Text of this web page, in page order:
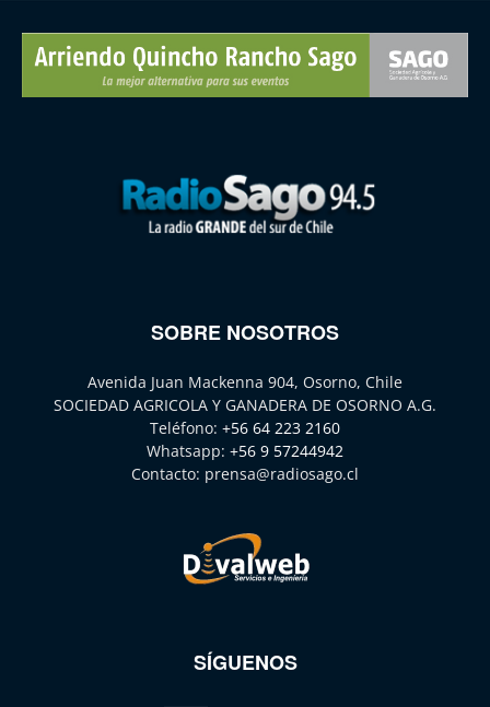
SOBRE NOSOTROS
Avenida Juan Mackenna 904, Osorno, Chile
SOCIEDAD AGRICOLA Y GANADERA DE OSORNO A.G.
Teléfono: +56 64 223 2160
Whatsapp: +56 9 57244942
Contacto: prensa@radiosago.cl
SÍGUENOS